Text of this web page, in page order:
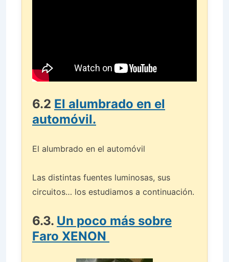
6.2 El alumbrado en el
automóvil​.
El alumbrado en el automóvil
Las distintas fuentes luminosas, sus
circuitos… los estudiamos a continuación.
6.3. Un poco más sobre
Faro XENON